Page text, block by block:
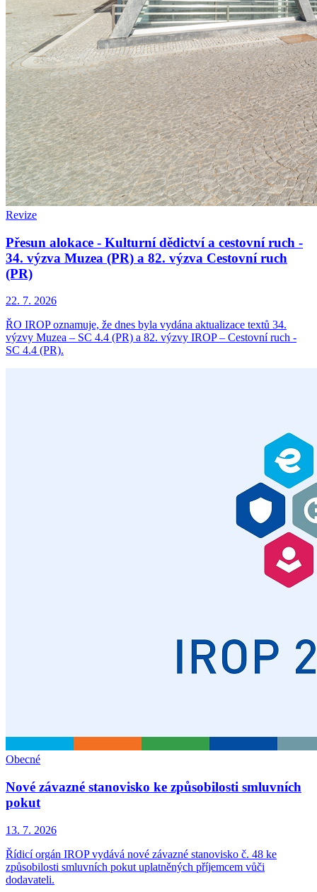
Revize
Přesun alokace - Kulturní dědictví a cestovní ruch -
34. výzva Muzea (PR) a 82. výzva Cestovní ruch
(PR)
22. 7. 2026
ŘO IROP oznamuje, že dnes byla vydána aktualizace textů 34.
výzvy Muzea – SC 4.4 (PR) a 82. výzvy IROP – Cestovní ruch -
SC 4.4 (PR).
Obecné
Nové závazné stanovisko ke způsobilosti smluvních
pokut
13. 7. 2026
Řídicí orgán IROP vydává nové závazné stanovisko č. 48 ke
způsobilosti smluvních pokut uplatněných příjemcem vůči
dodavateli.